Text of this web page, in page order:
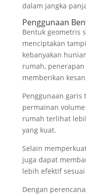
dalam jangka
Penggunaan
Bentuk geometris
menciptakan
kebanyakan
rumah,
memberikan
Penggunaan garis
permainan
rumah terlihat
yang kuat.
Selain
juga dapat
lebih efektif
Dengan